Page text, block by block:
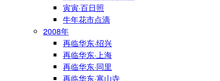
寅寅·百日照
牛年花市点滴
2008年
再临华东·绍兴
再临华东·上海
再临华东·同里
再临华东·寒山寺